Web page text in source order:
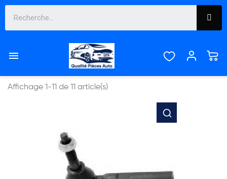

PATRIOT

Affichage 1-11 de 11 article(s)